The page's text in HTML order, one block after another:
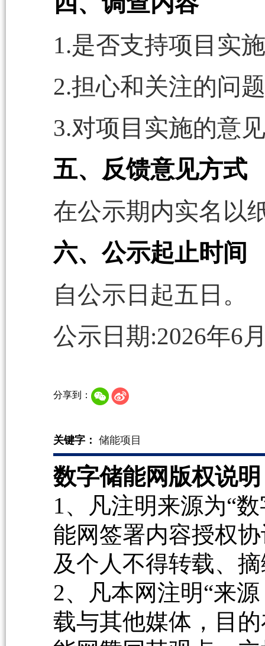
1.是否支持项目实
2.担心和关注的问
3.对项目实施的意
五、反馈意见方式
在公示期内实名以
六、公示起止时间
自公示日起五日。
公示日期:2026年6
分享到：
关键字： 储能项目
数字储能网版权说
1、凡注明来源为“
能网签署内容授权
及个人不得转载、
2、凡本网注明“来
载与其他媒体，目